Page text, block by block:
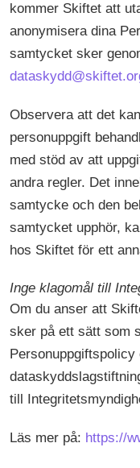
kommer Skiftet att
anonymisera dina
samtycket sker
Observera att det
personuppgift
med stöd av att
andra regler. Det
samtycke och den
samtycket upphör,
hos Skiftet för ett
Inge klagomål till
Om du anser att
sker på ett sätt som
till
Läs mer på: https://